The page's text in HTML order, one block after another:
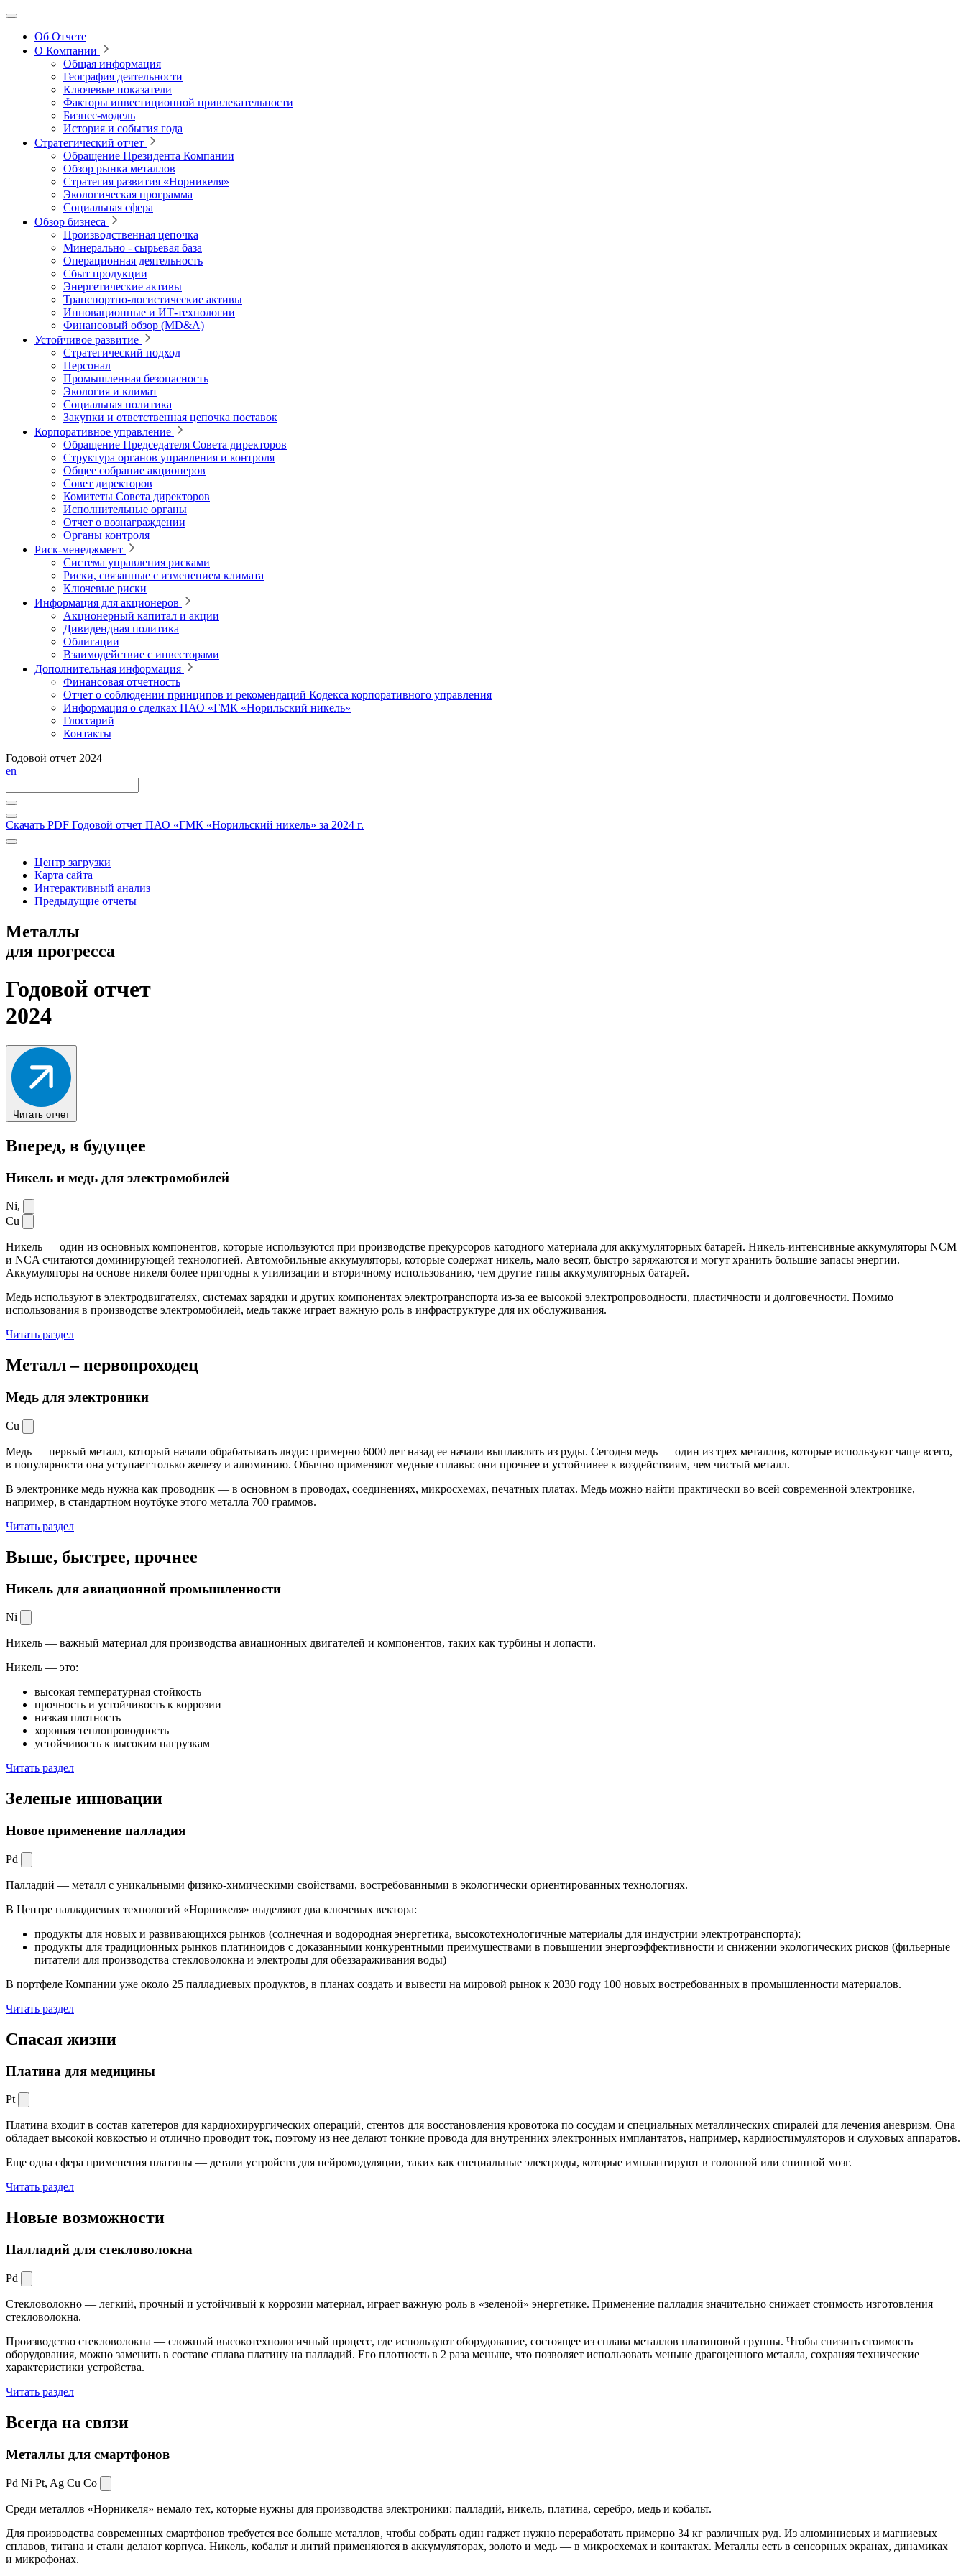
Об Отчете
О Компании
Общая информация
География деятельности
Ключевые показатели
Факторы инвестиционной привлекательности
Бизнес-модель
История и события года
Стратегический отчет
Обращение Президента Компании
Обзор рынка металлов
Стратегия развития «Норникеля»
Экологическая программа
Социальная сфера
Обзор бизнеса
Производственная цепочка
Минерально ‑ сырьевая база
Операционная деятельность
Сбыт продукции
Энергетические активы
Транспортно-логистические активы
Инновационные и ИТ‑технологии
Финансовый обзор (MD&A)
Устойчивое развитие
Стратегический подход
Персонал
Промышленная безопасность
Экология и климат
Социальная политика
Закупки и ответственная цепочка поставок
Корпоративное управление
Обращение Председателя Совета директоров
Структура органов управления и контроля
Общее собрание акционеров
Совет директоров
Комитеты Совета директоров
Исполнительные органы
Отчет о вознаграждении
Органы контроля
Риск-менеджмент
Система управления рисками
Риски, связанные с изменением климата
Ключевые риски
Информация для акционеров
Акционерный капитал и акции
Дивидендная политика
Облигации
Взаимодействие с инвесторами
Дополнительная информация
Финансовая отчетность
Отчет о соблюдении принципов и рекомендаций Кодекса корпоративного управления
Информация о сделках ПАО «ГМК «Норильский никель»
Глоссарий
Контакты
Годовой отчет 2024
en
Скачать PDF Годовой отчет ПАО «ГМК «Норильский никель» за 2024 г.
Центр загрузки
Карта сайта
Интерактивный анализ
Предыдущие отчеты
Металлы
для прогресса
Годовой отчет
2024
Читать отчет
Вперед, в будущее
Никель и медь для электромобилей
Ni,
Cu
Никель — один из основных компонентов, которые используются при производстве прекурсоров катодного материала для аккумуляторных батарей. Никель-интенсивные аккумуляторы NCM
и NCA считаются доминирующей технологией. Автомобильные аккумуляторы, которые содержат никель, мало весят, быстро заряжаются и могут хранить большие запасы энергии.
Аккумуляторы на основе никеля более пригодны к утилизации и вторичному использованию, чем другие типы аккумуляторных батарей.
Медь используют в электродвигателях, системах зарядки и других компонентах электротранспорта из-за ее высокой электропроводности, пластичности и долговечности. Помимо
использования в производстве электромобилей, медь также играет важную роль в инфраструктуре для их обслуживания.
Читать раздел
Металл –первопроходец
Медь для электроники
Cu
Медь — первый металл, который начали обрабатывать люди: примерно 6000 лет назад ее начали выплавлять из руды. Сегодня медь — один из трех металлов, которые используют чаще всего,
в популярности она уступает только железу и алюминию. Обычно применяют медные сплавы: они прочнее и устойчивее к воздействиям, чем чистый металл.
В электронике медь нужна как проводник — в основном в проводах, соединениях, микросхемах, печатных платах. Медь можно найти практически во всей современной электронике,
например, в стандартном ноутбуке этого металла 700 граммов.
Читать раздел
Выше, быстрее, прочнее
Никель для авиационной промышленности
Ni
Никель — важный материал для производства авиационных двигателей и компонентов, таких как турбины и лопасти.
Никель — это:
высокая температурная стойкость
прочность и устойчивость к коррозии
низкая плотность
хорошая теплопроводность
устойчивость к высоким нагрузкам
Читать раздел
Зеленые инновации
Новое применение палладия
Pd
Палладий — металл с уникальными физико-химическими свойствами, востребованными в экологически ориентированных технологиях.
В Центре палладиевых технологий «Норникеля» выделяют два ключевых вектора:
продукты для новых и развивающихся рынков (солнечная и водородная энергетика, высокотехнологичные материалы для индустрии электротранспорта);
продукты для традиционных рынков платиноидов с доказанными конкурентными преимуществами в повышении энергоэффективности и снижении экологических рисков (фильерные
питатели для производства стекловолокна и электроды для обеззараживания воды)
В портфеле Компании уже около 25 палладиевых продуктов, в планах создать и вывести на мировой рынок к 2030 году 100 новых востребованных в промышленности материалов.
Читать раздел
Спасая жизни
Платина для медицины
Pt
Платина входит в состав катетеров для кардиохирургических операций, стентов для восстановления кровотока по сосудам и специальных металлических спиралей для лечения аневризм. Она
обладает высокой ковкостью и отлично проводит ток, поэтому из нее делают тонкие провода для внутренних электронных имплантатов, например, кардиостимуляторов и слуховых аппаратов.
Еще одна сфера применения платины — детали устройств для нейромодуляции, таких как специальные электроды, которые имплантируют в головной или спинной мозг.
Читать раздел
Новые возможности
Палладий для стекловолокна
Pd
Стекловолокно — легкий, прочный и устойчивый к коррозии материал, играет важную роль в «зеленой» энергетике. Применение палладия значительно снижает стоимость изготовления
стекловолокна.
Производство стекловолокна — сложный высокотехнологичный процесс, где используют оборудование, состоящее из сплава металлов платиновой группы. Чтобы снизить стоимость
оборудования, можно заменить в составе сплава платину на палладий. Его плотность в 2 раза меньше, что позволяет использовать меньше драгоценного металла, сохраняя технические
характеристики устройства.
Читать раздел
Всегда на связи
Металлы для смартфонов
Pd Ni Pt, Ag Cu Co
Среди металлов «Норникеля» немало тех, которые нужны для производства электроники: палладий, никель, платина, серебро, медь и кобальт.
Для производства современных смартфонов требуется все больше металлов, чтобы собрать один гаджет нужно переработать примерно 34 кг различных руд. Из алюминиевых и магниевых
сплавов, титана и стали делают корпуса. Никель, кобальт и литий применяются в аккумуляторах, золото и медь — в микросхемах и контактах. Металлы есть в сенсорных экранах, динамиках
и микрофонах.